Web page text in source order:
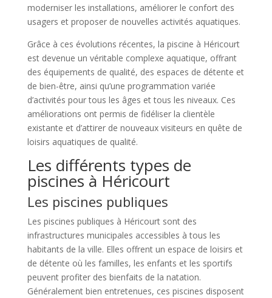
moderniser les installations, améliorer le confort des
usagers et proposer de nouvelles activités aquatiques.
Grâce à ces évolutions récentes, la piscine à Héricourt
est devenue un véritable complexe aquatique, offrant
des équipements de qualité, des espaces de détente et
de bien-être, ainsi qu’une programmation variée
d’activités pour tous les âges et tous les niveaux. Ces
améliorations ont permis de fidéliser la clientèle
existante et d’attirer de nouveaux visiteurs en quête de
loisirs aquatiques de qualité.
Les différents types de
piscines à Héricourt
Les piscines publiques
Les piscines publiques à Héricourt sont des
infrastructures municipales accessibles à tous les
habitants de la ville. Elles offrent un espace de loisirs et
de détente où les familles, les enfants et les sportifs
peuvent profiter des bienfaits de la natation.
Généralement bien entretenues, ces piscines disposent